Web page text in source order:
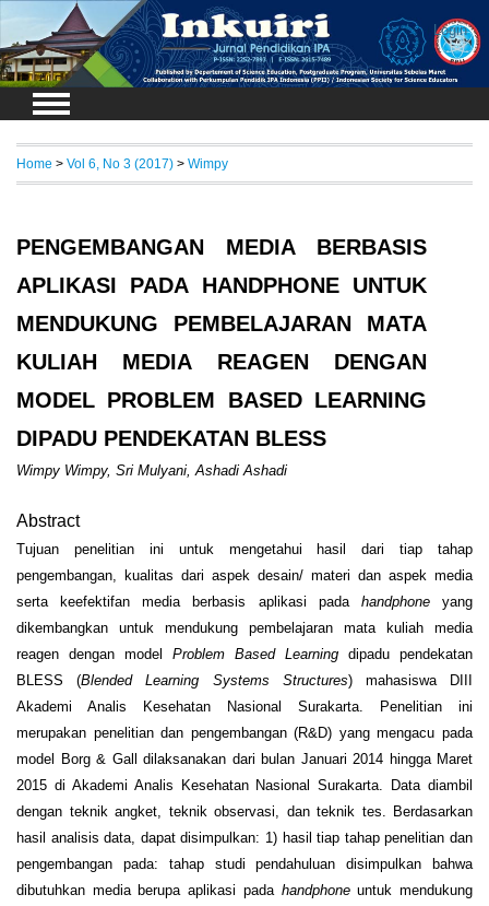
Login
Home > Vol 6, No 3 (2017) > Wimpy
PENGEMBANGAN MEDIA BERBASIS
APLIKASI PADA HANDPHONE UNTUK
MENDUKUNG PEMBELAJARAN MATA
KULIAH MEDIA REAGEN DENGAN
MODEL PROBLEM BASED LEARNING
DIPADU PENDEKATAN BLESS
Wimpy Wimpy, Sri Mulyani, Ashadi Ashadi
Abstract
Tujuan penelitian ini untuk mengetahui hasil dari tiap tahap
pengembangan, kualitas dari aspek desain/ materi dan aspek media
serta keefektifan media berbasis aplikasi pada handphoneyang
dikembangkan untuk mendukung pembelajaran mata kuliah media
reagen dengan model Problem Based Learning dipadu pendekatan
BLESS (Blended Learning Systems Structures) mahasiswa DIII
Akademi Analis Kesehatan Nasional Surakarta. Penelitian ini
merupakan penelitian dan pengembangan (R&D) yang mengacu pada
model Borg & Gall dilaksanakan dari bulan Januari 2014 hingga Maret
2015 di Akademi Analis Kesehatan Nasional Surakarta. Data diambil
dengan teknik angket, teknik observasi, dan teknik tes. Berdasarkan
hasil analisis data, dapat disimpulkan: 1) hasil tiap tahap penelitian dan
pengembangan pada: tahap studi pendahuluan disimpulkan bahwa
dibutuhkan media berupa aplikasi pada handphoneuntuk mendukung